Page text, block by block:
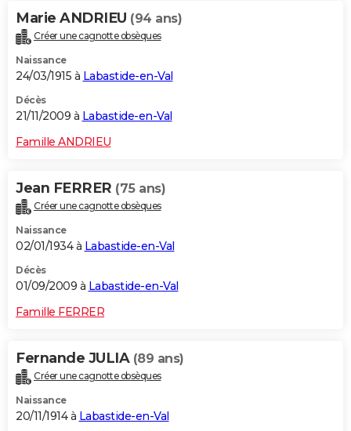
Marie ANDRIEU (94 ans)
Créer une cagnotte obsèques
Naissance
24/03/1915 à Labastide-en-Val
Décès
21/11/2009 à Labastide-en-Val
Famille ANDRIEU
Jean FERRER (75 ans)
Créer une cagnotte obsèques
Naissance
02/01/1934 à Labastide-en-Val
Décès
01/09/2009 à Labastide-en-Val
Famille FERRER
Fernande JULIA (89 ans)
Créer une cagnotte obsèques
Naissance
20/11/1914 à Labastide-en-Val